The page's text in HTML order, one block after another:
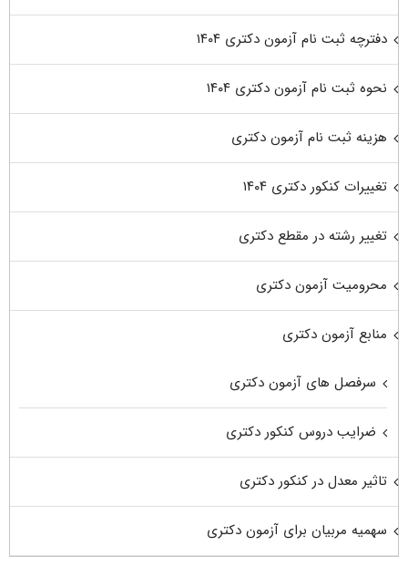
دفترچه ثبت نام آزمون دکتری ۱۴۰۴
نحوه ثبت نام آزمون دکتری ۱۴۰۴
هزینه ثبت نام آزمون دکتری
تغییرات کنکور دکتری ۱۴۰۴
تغییر رشته در مقطع دکتری
محرومیت آزمون دکتری
منابع آزمون دکتری
سرفصل های آزمون دکتری
ضرایب دروس کنکور دکتری
تاثیر معدل در کنکور دکتری
سهمیه مربیان برای آزمون دکتری